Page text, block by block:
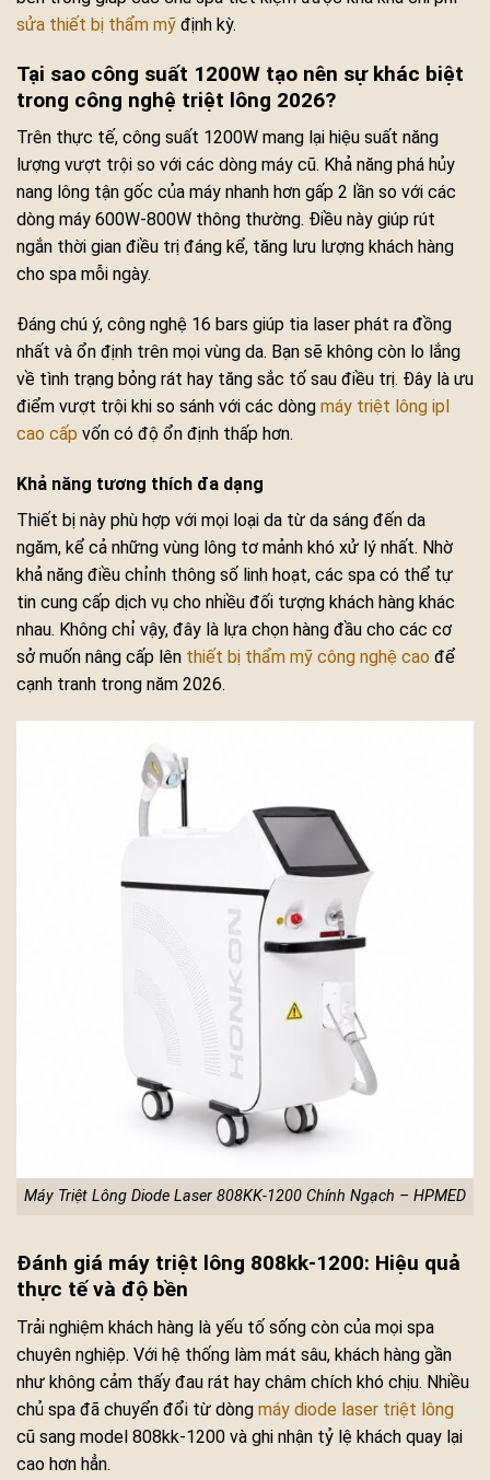
sửa thiết bị thẩm mỹ định kỳ.
Tại sao công suất 1200W tạo nên sự khác biệt
trong công nghệ triệt lông 2026?
Trên thực tế, công suất 1200W mang lại hiệu suất năng
lượng vượt trội so với các dòng máy cũ. Khả năng phá hủy
nang lông tận gốc của máy nhanh hơn gấp 2 lần so với các
dòng máy 600W-800W thông thường. Điều này giúp rút
ngắn thời gian điều trị đáng kể, tăng lưu lượng khách hàng
cho spa mỗi ngày.
Đáng chú ý, công nghệ 16 bars giúp tia laser phát ra đồng
nhất và ổn định trên mọi vùng da. Bạn sẽ không còn lo lắng
về tình trạng bỏng rát hay tăng sắc tố sau điều trị. Đây là ưu
điểm vượt trội khi so sánh với các dòng máy triệt lông ipl
cao cấp vốn có độ ổn định thấp hơn.
Khả năng tương thích đa dạng
Thiết bị này phù hợp với mọi loại da từ da sáng đến da
ngăm, kể cả những vùng lông tơ mảnh khó xử lý nhất. Nhờ
khả năng điều chỉnh thông số linh hoạt, các spa có thể tự
tin cung cấp dịch vụ cho nhiều đối tượng khách hàng khác
nhau. Không chỉ vậy, đây là lựa chọn hàng đầu cho các cơ
sở muốn nâng cấp lên thiết bị thẩm mỹ công nghệ cao để
cạnh tranh trong năm 2026.
Máy Triệt Lông Diode Laser 808KK-1200 Chính Ngạch – HPMED
Đánh giá máy triệt lông 808kk-1200: Hiệu quả
thực tế và độ bền
Trải nghiệm khách hàng là yếu tố sống còn của mọi spa
chuyên nghiệp. Với hệ thống làm mát sâu, khách hàng gần
như không cảm thấy đau rát hay châm chích khó chịu. Nhiều
chủ spa đã chuyển đổi từ dòng máy diode laser triệt lông
cũ sang model 808kk-1200 và ghi nhận tỷ lệ khách quay lại
cao hơn hẳn.